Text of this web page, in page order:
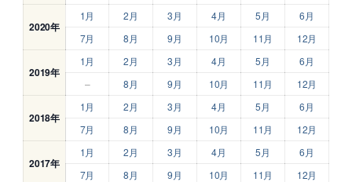
2020年
1月 2月 3月 4月 5月
6月
7月
8月 9月 10月 11月 12月
2019年
1月 2月 3月 4月 5月
6月
–
8月 9月 10月 11月 12月
2018年
1月 2月 3月 4月 5月
6月
7月
8月 9月 10月 11月 12月
2017年
1月 2月 3月 4月 5月
6月
7月
8月 9月 10月 11月 12月